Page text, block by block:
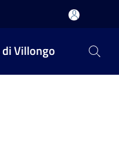
Villongo